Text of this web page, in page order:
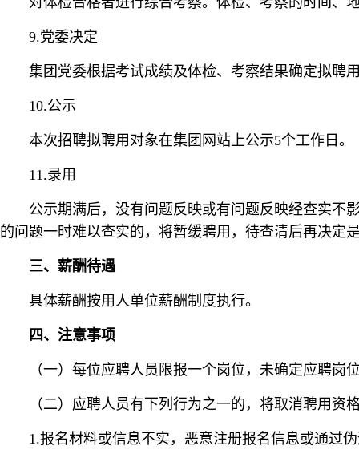
9.党委决定
集团党委根据考试成绩及体检、考察结果确定拟聘
10.公示
本次招聘拟聘用对象在集团网站上公示5个工作日。
11.录用
公示期满后，没有问题反映或有问题反映经查实不
的问题一时难以查实的，将暂缓聘用，待查清后再决定
三、薪酬待遇
具体薪酬按用人单位薪酬制度执行。
四、注意事项
（一）每位应聘人员限报一个岗位，未确定应聘岗
（二）应聘人员有下列行为之一的，将取消聘用资
1.报名材料或信息不实，恶意注册报名信息或通过